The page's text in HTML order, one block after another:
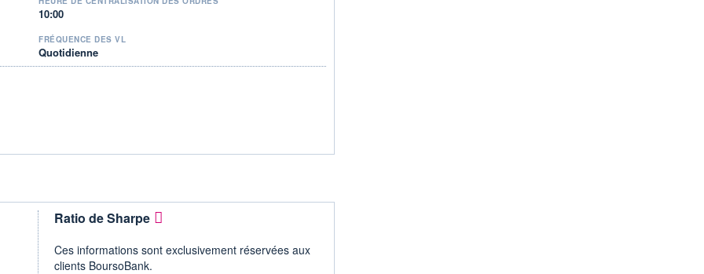
10:00
FRÉQUENCE DES VL
Quotidienne
Ratio de Sharpe
Ces informations sont exclusivement réservées aux
clients BoursoBank.